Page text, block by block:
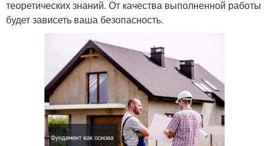
теоретических знаний. От качества выполненной работы
будет зависеть ваша безопасность.